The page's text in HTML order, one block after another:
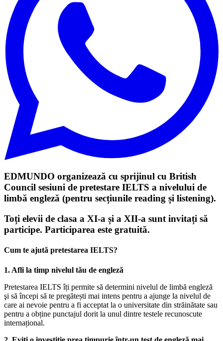
EDMUNDO organizează cu sprijinul cu British
Council sesiuni de pretestare IELTS a nivelului de
limbă engleză (pentru secțiunile reading și listening).
Toți elevii de clasa a XI-a și a XII-a sunt invitați să
participe. Participarea este gratuită.
Cum te ajută pretestarea IELTS?
1. Afli la timp nivelul tău de engleză
Pretestarea IELTS îți permite să determini nivelul de limbă engleză
şi să începi să te pregătești mai intens pentru a ajunge la nivelul de
care ai nevoie pentru a fi acceptat la o universitate din străinătate sau
pentru a obține punctajul dorit la unul dintre testele recunoscute
internațional.